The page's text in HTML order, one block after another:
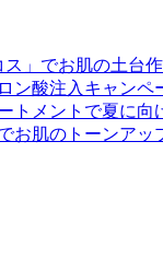
」でお肌の土台作
ン酸注入キャンペ
トメントで夏に向
お肌のトーンアッ